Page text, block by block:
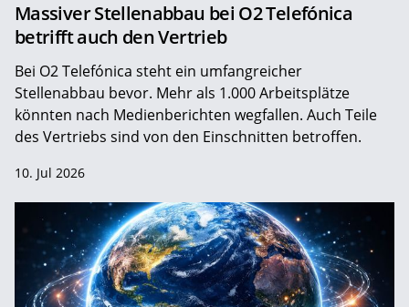
Massiver Stellenabbau bei O2 Telefónica
betrifft auch den Vertrieb
Bei O2 Telefónica steht ein umfangreicher
Stellenabbau bevor. Mehr als 1.000 Arbeitsplätze
könnten nach Medienberichten wegfallen. Auch Teile
des Vertriebs sind von den Einschnitten betroffen.
10. Jul 2026